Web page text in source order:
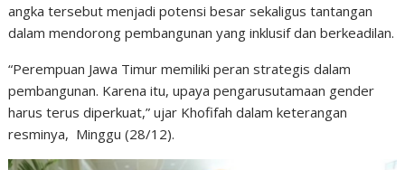
angka tersebut menjadi potensi besar sekaligus tantangan
dalam mendorong pembangunan yang inklusif dan berkeadilan.
“Perempuan Jawa Timur memiliki peran strategis dalam
pembangunan. Karena itu, upaya pengarusutamaan gender
harus terus diperkuat,” ujar Khofifah dalam keterangan
resminya, Minggu (28/12).